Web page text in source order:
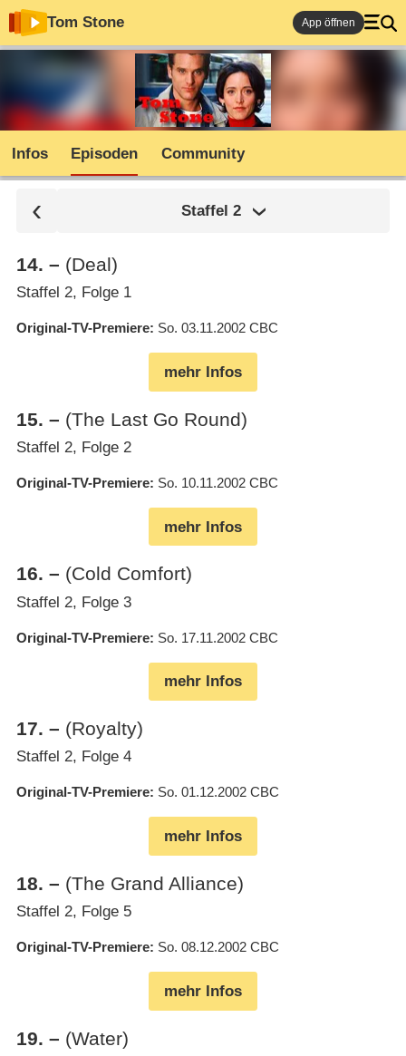
Tom Stone App öffnen
Infos Episoden Community
Staffel 2
14. – (Deal)
Staffel 2, Folge 1
Original-TV-Premiere So. 03.11.2002 CBC
mehr Infos
15. – (The Last Go Round)
Staffel 2, Folge 2
Original-TV-Premiere So. 10.11.2002 CBC
mehr Infos
16. – (Cold Comfort)
Staffel 2, Folge 3
Original-TV-Premiere So. 17.11.2002 CBC
mehr Infos
17. – (Royalty)
Staffel 2, Folge 4
Original-TV-Premiere So. 01.12.2002 CBC
mehr Infos
18. – (The Grand Alliance)
Staffel 2, Folge 5
Original-TV-Premiere So. 08.12.2002 CBC
mehr Infos
19. – (Water)